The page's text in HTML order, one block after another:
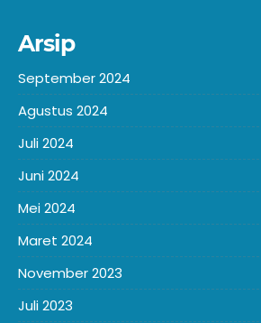
Arsip
September 2024
Agustus 2024
Juli 2024
Juni 2024
Mei 2024
Maret 2024
November 2023
Juli 2023